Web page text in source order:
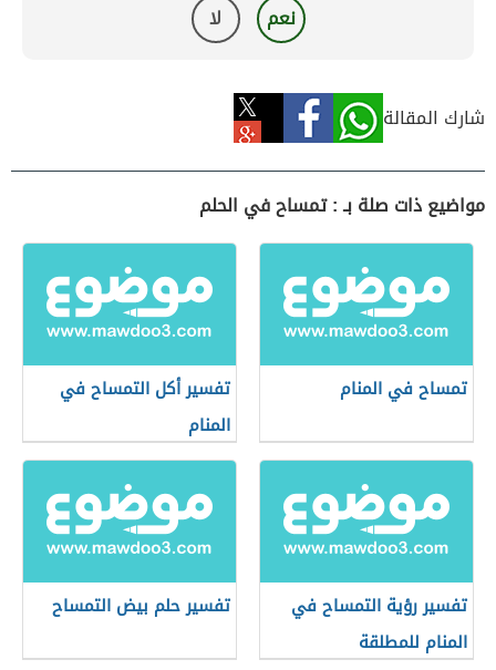
نعم لا
شارك المقالة
مواضيع ذات صلة بـ : تمساح في الحلم
تمساح في المنام
تفسير أكل التمساح في
المنام
تفسير رؤية التمساح في
المنام للمطلقة
تفسير حلم بيض التمساح